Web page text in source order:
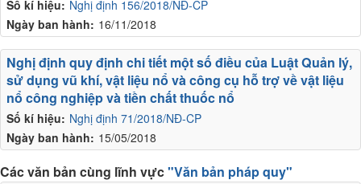
Số kí hiệu: Nghị định 156/2018/NĐ-CP
Ngày ban hành: 16/11/2018
Số kí hiệu: Nghị định 71/2018/NĐ-CP
Ngày ban hành: 15/05/2018
Nghị định quy định chi tiết một số điều của Luật Quản lý,
sử dụng vũ khí, vật liệu nổ và công cụ hỗ trợ về vật liệu
nổ công nghiệp và tiền chất thuốc nổ
Các văn bản cùng lĩnh vực"Văn bản pháp quy"